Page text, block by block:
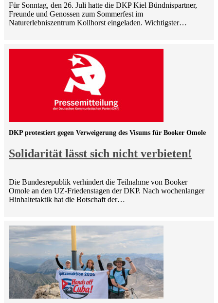
Für Sonntag, den 26. Juli hatte die DKP Kiel Bündnispartner,
Freunde und Genossen zum Sommerfest im
Naturerlebniszentrum Kollhorst eingeladen. Wichtigster…
Solidarität lässt sich nicht verbieten!
DKP protestiert gegen Verweigerung des Visums für Booker Omole
Die Bundesrepublik verhindert die Teilnahme von Booker
Omole an den UZ-Friedenstagen der DKP. Nach wochenlanger
Hinhaltetaktik hat die Botschaft der…